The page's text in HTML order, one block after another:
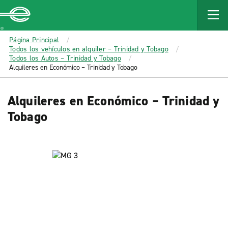
MAIN
CONTENT
Enterprise
Página Principal
Todos los vehículos en alquiler – Trinidad y Tobago
Todos los Autos – Trinidad y Tobago
Alquileres en Económico – Trinidad y Tobago
Alquileres en Económico – Trinidad y
Tobago